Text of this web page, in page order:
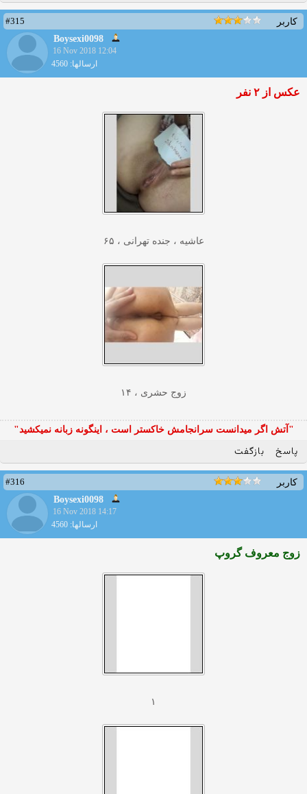
کاربر
#315
Boysexi0098
16 Nov 2018 12:04
ارسالها: 4560
عکس از ۲ نفر
عاشیه ، جنده تهرانی ، ۶۵
زوج حشری ، ۱۴
"آتش اگر ميدانست سرانجامش خاكستر است ، اينگونه زبانه نميكشيد"
پاسخ بازگفت
کاربر
#316
Boysexi0098
16 Nov 2018 14:17
ارسالها: 4560
زوج معروف گروپ
۱